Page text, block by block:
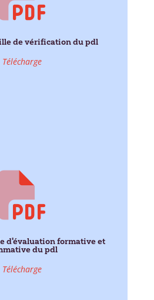
de vérification du pdl
Télécharge
d'évaluation formative et
du pdl
Télécharge